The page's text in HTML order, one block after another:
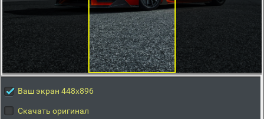
Ваш экран 448x896
Скачать оригинал